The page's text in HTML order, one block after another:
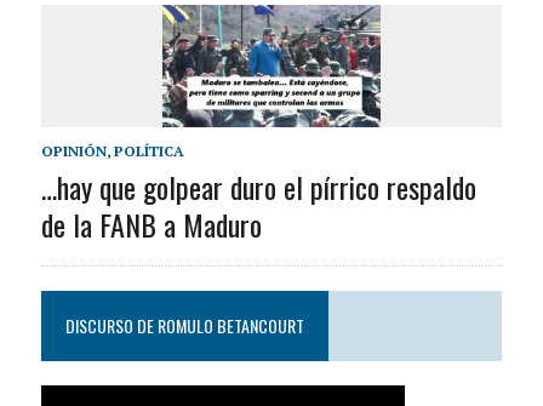
OPINIÓN, POLÍTICA
…hay que golpear duro el pírrico respaldo
de la FANB a Maduro
DISCURSO DE ROMULO BETANCOURT